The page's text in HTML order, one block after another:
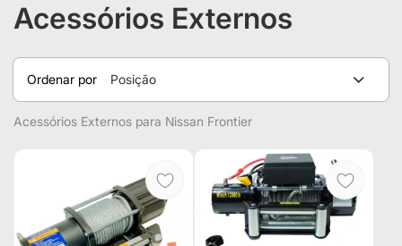
Acessórios Externos
Ordenar por Posição
Acessórios Externos para Nissan Frontier